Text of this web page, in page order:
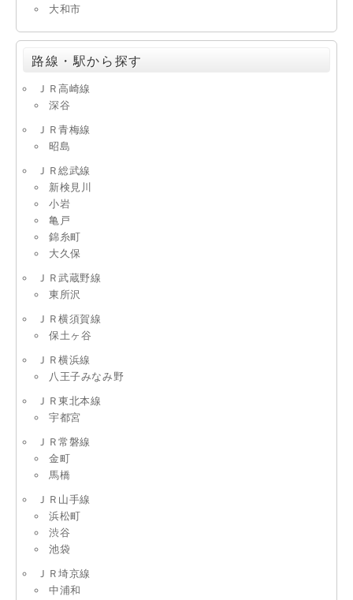
大和市
路線・駅から探す
ＪＲ高崎線
深谷
ＪＲ青梅線
昭島
ＪＲ総武線
新検見川
小岩
亀戸
錦糸町
大久保
ＪＲ武蔵野線
東所沢
ＪＲ横須賀線
保土ヶ谷
ＪＲ横浜線
八王子みなみ野
ＪＲ東北本線
宇都宮
ＪＲ常磐線
金町
馬橋
ＪＲ山手線
浜松町
渋谷
池袋
ＪＲ埼京線
中浦和